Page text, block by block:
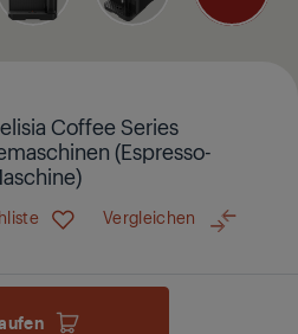
Coffee Series
(Espresso-
Vergleichen